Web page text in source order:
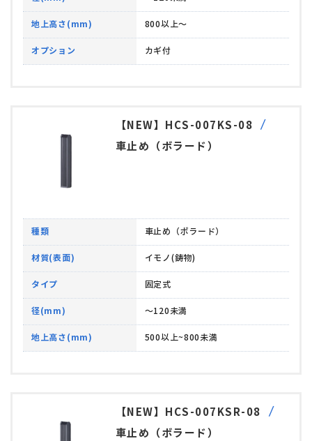
地上高さ(mm) 800以上～
オプション カギ付
【NEW】HCS-007KS-08
車止め（ボラード）
種類 車止め（ボラード）
材質(表面) イモノ(鋳物)
タイプ 固定式
径(mm) ～120未満
地上高さ(mm) 500以上~800未満
【NEW】HCS-007KSR-08
車止め（ボラード）